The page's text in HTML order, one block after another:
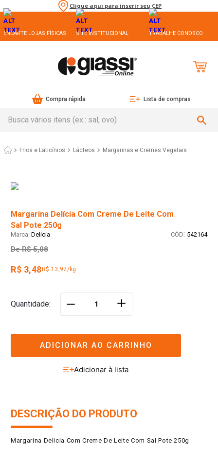
Clique aqui para inserir seu CEP
ENCARTE LOJAS FÍSICAS SITE INSTITUCIONAL TRABALHE CONOSCO
Compra rápida Lista de compras
Frios e Laticínios Lácteos Margarinas e Cremes Vegetais
Margarina Delícia Com Creme De Leite Com
Sal Pote 250g
Delicia : 542164
De R$ 5,08
R$ 3,48 R$ 13,92/kg
Quantidade ＋
ADICIONAR AO CARRINHO
DESCRIÇÃO DO PRODUTO
Margarina Delícia Com Creme De Leite Com Sal Pote 250g